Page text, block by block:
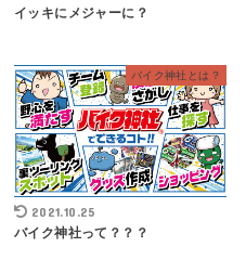
イッキにメジャーに？
バイク神社とは？
2021.10.25
バイク神社って？？？